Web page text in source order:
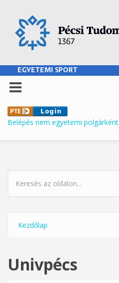
EGYETEMI SPORT
Belépés nem egyetemi polgárként
KERESÉS ŰRLAP
Jelenlegi hely
Kezdőlap
Univpécs